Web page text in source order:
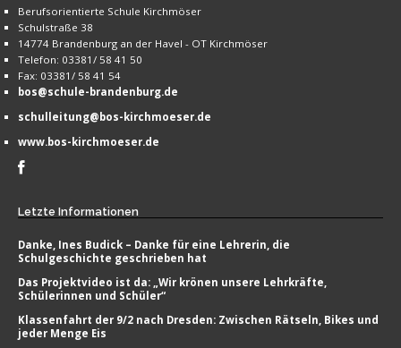
Berufsorientierte Schule Kirchmöser
Schulstraße 38
14774 Brandenburg an der Havel - OT Kirchmöser
Telefon: 03381/ 58 41 50
Fax: 03381/ 58 41 54
bos@schule-brandenburg.de
schulleitung@bos-kirchmoeser.de
www.bos-kirchmoeser.de
Letzte Informationen
Danke, Ines Budick – Danke für eine Lehrerin, die
Schulgeschichte geschrieben hat
Das Projektvideo ist da: „Wir krönen unsere Lehrkräfte,
Schülerinnen und Schüler“
Klassenfahrt der 9/2 nach Dresden: Zwischen Rätseln, Bikes und
jeder Menge Eis